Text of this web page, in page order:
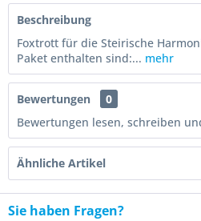
Beschreibung
Foxtrott für die Steirische
Paket enthalten sind:... mehr
Bewertungen
0
Bewertungen lesen, schreiben
Ähnliche Artikel
Sie haben Fragen?